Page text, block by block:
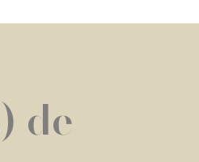
de